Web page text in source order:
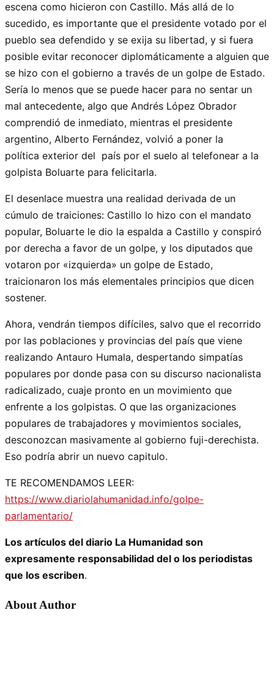
escena como hicieron con Castillo. Más allá de lo
sucedido, es importante que el presidente votado por el
pueblo sea defendido y se exija su libertad, y si fuera
posible evitar reconocer diplomáticamente a alguien que
se hizo con el gobierno a través de un golpe de Estado.
Sería lo menos que se puede hacer para no sentar un
mal antecedente, algo que Andrés López Obrador
comprendió de inmediato, mientras el presidente
argentino, Alberto Fernández, volvió a poner la
política exterior del país por el suelo al telefonear a la
golpista Boluarte para felicitarla.
El desenlace muestra una realidad derivada de un
cúmulo de traiciones: Castillo lo hizo con el mandato
popular, Boluarte le dio la espalda a Castillo y conspiró
por derecha a favor de un golpe, y los diputados que
votaron por «izquierda» un golpe de Estado,
traicionaron los más elementales principios que dicen
sostener.
Ahora, vendrán tiempos difíciles, salvo que el recorrido
por las poblaciones y provincias del país que viene
realizando Antauro Humala, despertando simpatías
populares por donde pasa con su discurso nacionalista
radicalizado, cuaje pronto en un movimiento que
enfrente a los golpistas. O que las organizaciones
populares de trabajadores y movimientos sociales,
desconozcan masivamente al gobierno fuji-derechista.
Eso podría abrir un nuevo capitulo.
TE RECOMENDAMOS LEER:
https://www.diariolahumanidad.info/golpe-
parlamentario/
Los artículos del diario La Humanidad son
expresamente responsabilidad del o los periodistas
que los escriben.
About Author